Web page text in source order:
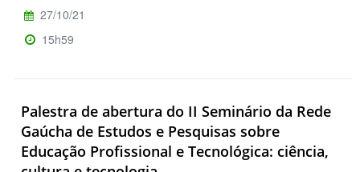
27/10/21
15h59
Palestra de abertura do II Seminário da Rede
Gaúcha de Estudos e Pesquisas sobre
Educação Profissional e Tecnológica: ciência,